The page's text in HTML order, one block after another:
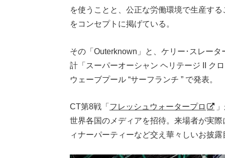
を使うことと、公正な労働環境で生産す
をコンセプトに掲げている。
その「Outerknown」と、ケリー･スレー
計「スーパーオーシャン ヘリテージ II ク
ウェーブプール “サーフランチ ” で発表。
CT第8戦「フレッシュウォータープロ
世界各国のメディアを招待。来場者が実
ィナーパーティーなど交え華々しいお披